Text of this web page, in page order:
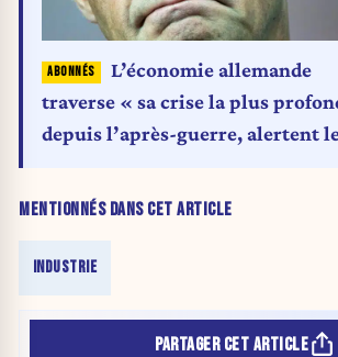
MENTIONNÉS DANS CET ARTICLE
INDUSTRIE
L’économie allemande
traverse « sa crise la plus
depuis l’après-guerre, alertent
PARTAGER CET ARTICLE